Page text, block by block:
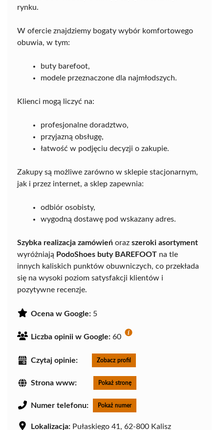
rynku.
W ofercie znajdziemy bogaty wybór komfortowego
obuwia, w tym:
buty barefoot,
modele przeznaczone dla najmłodszych.
Klienci mogą liczyć na:
profesjonalne doradztwo,
przyjazną obsługę,
łatwość w podjęciu decyzji o zakupie.
Zakupy są możliwe zarówno w sklepie stacjonarnym,
jak i przez internet, a sklep zapewnia:
odbiór osobisty,
wygodną dostawę pod wskazany adres.
Szybka realizacja zamówień oraz szeroki asortyment
wyróżniają PodoShoes buty BAREFOOT na tle
innych kaliskich punktów obuwniczych, co przekłada
się na wysoki poziom satysfakcji klientów i
pozytywne recenzje.
Ocena w Google: 5
Liczba opinii w Google: 60
Czytaj opinie: Zobacz profil
Strona www: Pokaż stronę
Numer telefonu: Pokaż numer
Lokalizacja: Pułaskiego 41, 62-800 Kalisz